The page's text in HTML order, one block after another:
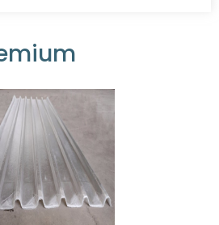
DAS TELHAS
DE FIBRA DE
de fibra de vidro
versatilidade e pela
uma opção super leve em
outros materiais, como